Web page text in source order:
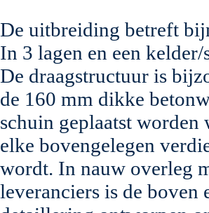
De uitbreiding betreft
In 3 lagen en een
De draagstructuur is
de 160 mm dikke
schuin geplaatst worden
elke bovengelegen
wordt. In nauw overleg
leveranciers is de boven